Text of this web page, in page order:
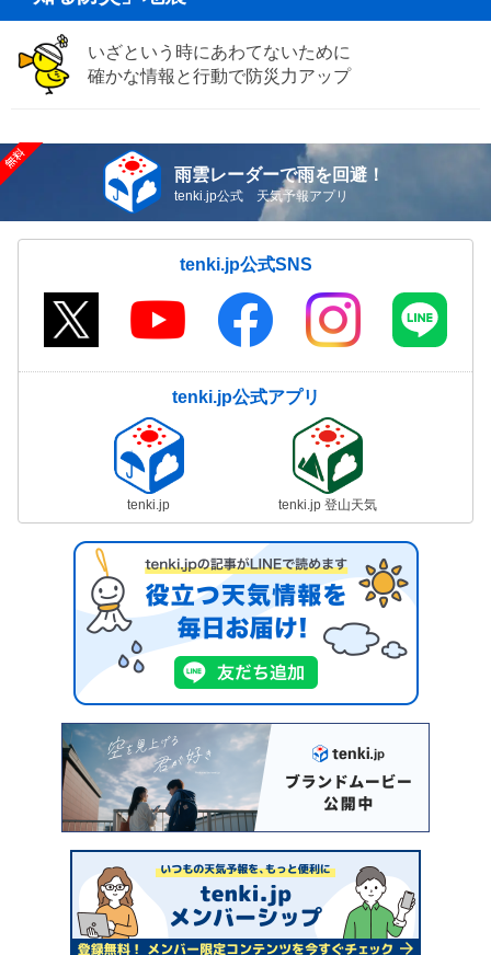
いざという時にあわてないために
確かな情報と行動で防災力アップ
雨雲レーダーで雨を回避！
tenki.jp公式 天気予報アプリ
tenki.jp公式SNS
tenki.jp公式アプリ
tenki.jp tenki.jp 登山天気